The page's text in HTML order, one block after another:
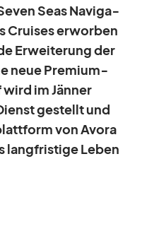
Seas Na­vi­ga­
Crui­ses er­wor­ben
Er­wei­te­rung der
neue Pre­mi­um­
im Jän­ner
ge­stellt und
von Avora
lang­fris­tige Le­ben